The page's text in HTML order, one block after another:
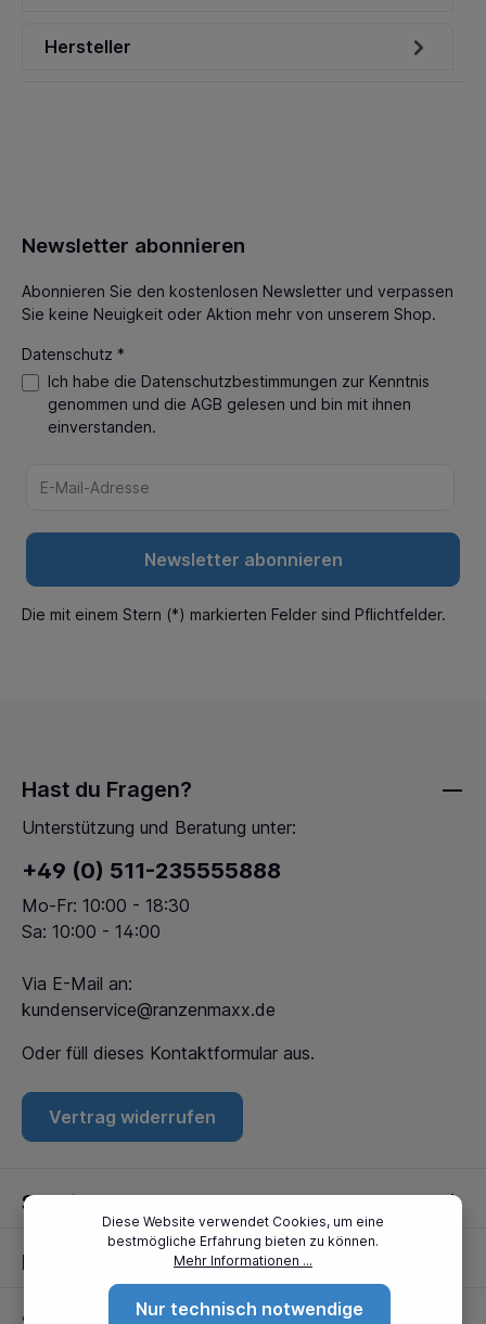
Hersteller
Newsletter abonnieren
Abonnieren Sie den kostenlosen Newsletter und verpassen
Sie keine Neuigkeit oder Aktion mehr von unserem Shop.
Datenschutz *
Ich habe die Datenschutzbestimmungen zur Kenntnis
genommen und die AGB gelesen und bin mit ihnen
einverstanden.
Newsletter abonnieren
Die mit einem Stern (*) markierten Felder sind Pflichtfelder.
Hast du Fragen?
Unterstützung und Beratung unter:
+49 (0) 511-235555888
Mo-Fr: 10:00 - 18:30
Sa: 10:00 - 14:00
Via E-Mail an:
kundenservice@ranzenmaxx.de
Oder füll dieses Kontaktformular aus.
Vertrag widerrufen
Service
Informationen
Diese Website verwendet Cookies, um eine
bestmögliche Erfahrung bieten zu können.
Mehr Informationen ...
Nur technisch notwendige